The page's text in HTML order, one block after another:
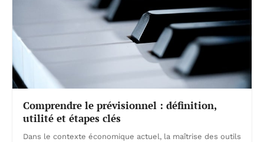
Comprendre le prévisionnel : définition,
utilité et étapes clés
Dans le contexte économique actuel, la maîtrise des outils